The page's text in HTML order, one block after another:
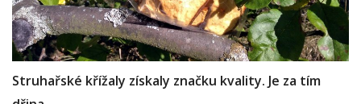
Struhařské křížaly získaly značku kvality. Je za tím